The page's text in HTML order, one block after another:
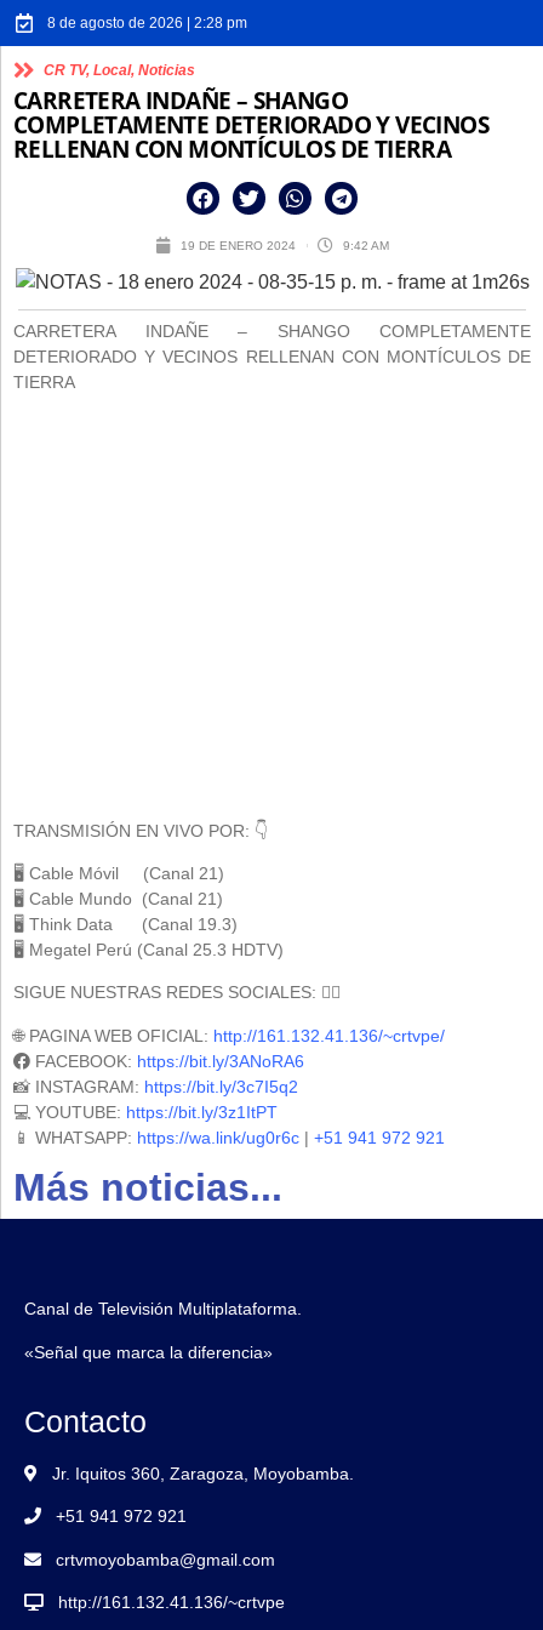
8 de agosto de 2026 | 2:28 pm
CR TV, Local, Noticias
CARRETERA INDAÑE – SHANGO
COMPLETAMENTE DETERIORADO Y VECINOS
RELLENAN CON MONTÍCULOS DE TIERRA
19 DE ENERO 2024 9:42 AM
CARRETERA INDAÑE – SHANGO COMPLETAMENTE
DETERIORADO Y VECINOS RELLENAN CON MONTÍCULOS DE
TIERRA
TRANSMISIÓN EN VIVO POR: 👇
🖥 Cable Móvil (Canal 21)
🖥 Cable Mundo (Canal 21)
🖥 Think Data (Canal 19.3)
🖥 Megatel Perú (Canal 25.3 HDTV)
SIGUE NUESTRAS REDES SOCIALES: 🕵️‍♀️
🌐 PAGINA WEB OFICIAL: http://161.132.41.136/~crtvpe/
FACEBOOK: https://bit.ly/3ANoRA6
📸 INSTAGRAM: https://bit.ly/3c7I5q2
💻 YOUTUBE: https://bit.ly/3z1ItPT
📱 WHATSAPP: https://wa.link/ug0r6c | +51 941 972 921
Más noticias...
Canal de Televisión Multiplataforma.
«Señal que marca la diferencia»
Contacto
Jr. Iquitos 360, Zaragoza, Moyobamba.
+51 941 972 921
crtvmoyobamba@gmail.com
http://161.132.41.136/~crtvpe